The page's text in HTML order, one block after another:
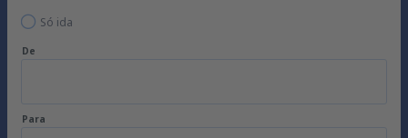
Só ida
De
Para